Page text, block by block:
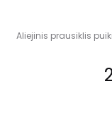
Aliejinis prausiklis